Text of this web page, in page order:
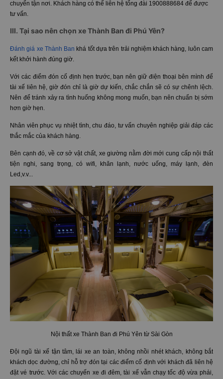
chuyển tận nơi. Khách hàng có thể liên hệ tổng đài 1900888684 để được
tư vấn.
III. Tại sao nên chọn xe Thành Ban đi Phú Yên?
Đánh giá xe Thành Ban khá tốt dựa trên trải nghiệm khách hàng, luôn cam
kết khởi hành đúng giờ.
Với các điểm đón cố định hẹn trước, bạn nên giữ điện thoại bên mình để
tài xế liên hệ, giờ đón chỉ là giờ dự kiến, chắc chắn sẽ có sự chênh lệch.
Nên để tránh xảy ra tình huống không mong muốn, bạn nên chuẩn bị sớm
hơn giờ hẹn.
Nhân viên phục vụ nhiệt tình, chu đáo, tư vấn chuyên nghiệp giải đáp các
thắc mắc của khách hàng.
Bên cạnh đó, về cơ sở vật chất, xe giường nằm đời mới cung cấp nội thất
tiện nghi, sang trọng, có wifi, khăn lạnh, nước uống, máy lạnh, đèn
Led,v.v...
Nội thất xe Thành Ban đi Phú Yên từ Sài Gòn
Đội ngũ tài xế tận tâm, lái xe an toàn, không nhồi nhét khách, không bắt
khách dọc đường, chỉ hỗ trợ đón tại các điểm cố định với khách đã liên hệ
đặt vé trước. Với các chuyến xe đi đêm, tài xế vẫn chạy tốc độ vừa phải,